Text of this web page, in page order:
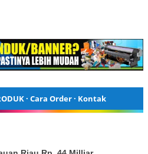
· Cara Order· Kontak